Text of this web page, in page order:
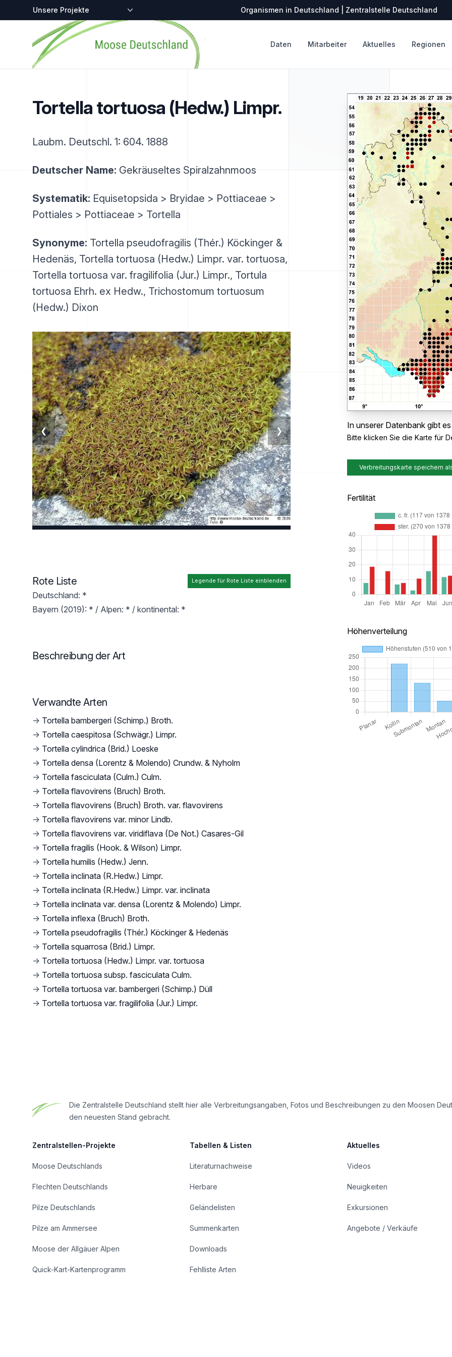
Zentralstellen-Projekte Organismen in Deutschland | Zentralstelle Deutschland
Startseite
Daten Mitarbeiter Aktuelles Regionen
Tortella tortuosa (Hedw.) Limpr.
Laubm. Deutschl. 1: 604. 1888
Deutscher Name: Gekräuseltes Spiralzahnmoos
Systematik: Equisetopsida > Bryidae > Pottiaceae >
Pottiales > Pottiaceae > Tortella
Synonyme: Tortella pseudofragilis (Thér.) Köckinger &
Hedenäs, Tortella tortuosa (Hedw.) Limpr. var. tortuosa,
Tortella tortuosa var. fragilifolia (Jur.) Limpr., Tortula
tortuosa Ehrh. ex Hedw., Trichostomum tortuosum
(Hedw.) Dixon
❮ ❯
In unserer Datenbank gibt
Bitte klicken Sie die Karte für
Verbreitungskarte speichern
Fertilität
Höhenverteilung
Legende für Rote Liste einblenden
Rote Liste
Deutschland: *
Bayern (2019): * / Alpen: * / kontinental: *
Beschreibung der Art
Verwandte Arten
→ Tortella bambergeri (Schimp.) Broth.
→ Tortella caespitosa (Schwägr.) Limpr.
→ Tortella cylindrica (Brid.) Loeske
→ Tortella densa (Lorentz & Molendo) Crundw. & Nyholm
→ Tortella fasciculata (Culm.) Culm.
→ Tortella flavovirens (Bruch) Broth.
→ Tortella flavovirens (Bruch) Broth. var. flavovirens
→ Tortella flavovirens var. minor Lindb.
→ Tortella flavovirens var. viridiflava (De Not.) Casares-Gil
→ Tortella fragilis (Hook. & Wilson) Limpr.
→ Tortella humilis (Hedw.) Jenn.
→ Tortella inclinata (R.Hedw.) Limpr.
→ Tortella inclinata (R.Hedw.) Limpr. var. inclinata
→ Tortella inclinata var. densa (Lorentz & Molendo) Limpr.
→ Tortella inflexa (Bruch) Broth.
→ Tortella pseudofragilis (Thér.) Köckinger & Hedenäs
→ Tortella squarrosa (Brid.) Limpr.
→ Tortella tortuosa (Hedw.) Limpr. var. tortuosa
→ Tortella tortuosa subsp. fasciculata Culm.
→ Tortella tortuosa var. bambergeri (Schimp.) Düll
→ Tortella tortuosa var. fragilifolia (Jur.) Limpr.
Die Zentralstelle Deutschland stellt hier alle Verbreitungsangaben, Fotos und Beschreibungen zu den Moosen
den neuesten Stand gebracht.
Zentralstellen-Projekte
Moose Deutschlands
Flechten Deutschlands
Pilze Deutschlands
Pilze am Ammersee
Moose der Allgäuer Alpen
Quick-Kart-Kartenprogramm
Tabellen & Listen
Literaturnachweise
Herbare
Geländelisten
Summenkarten
Downloads
Fehlliste Arten
Aktuelles
Videos
Neuigkeiten
Exkursionen
Angebote / Verkäufe